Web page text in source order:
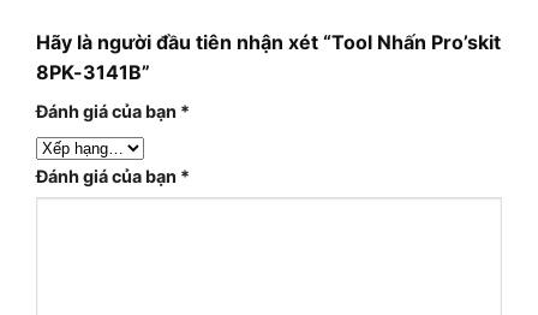
Hãy là người đầu tiên nhận xét “Tool Nhấn Pro’skit
8PK-3141B”
Đánh giá của bạn *
Đánh giá của bạn *